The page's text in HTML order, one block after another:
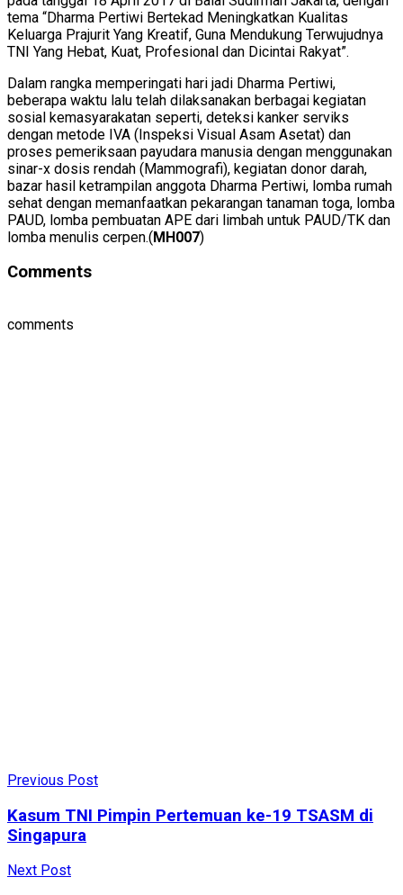
tema “Dharma Pertiwi Bertekad Meningkatkan Kualitas
Keluarga Prajurit Yang Kreatif, Guna Mendukung Terwujudnya
TNI Yang Hebat, Kuat, Profesional dan Dicintai Rakyat”.
Dalam rangka memperingati hari jadi Dharma Pertiwi,
beberapa waktu lalu telah dilaksanakan berbagai kegiatan
sosial kemasyarakatan seperti, deteksi kanker serviks
dengan metode IVA (Inspeksi Visual Asam Asetat) dan
proses pemeriksaan payudara manusia dengan menggunakan
sinar-x dosis rendah (Mammografi), kegiatan donor darah,
bazar hasil ketrampilan anggota Dharma Pertiwi, lomba rumah
sehat dengan memanfaatkan pekarangan tanaman toga, lomba
PAUD, lomba pembuatan APE dari limbah untuk PAUD/TK dan
lomba menulis cerpen.(MH007)
Comments
comments
Previous Post
Kasum TNI Pimpin Pertemuan ke-19 TSASM di
Singapura
Next Post